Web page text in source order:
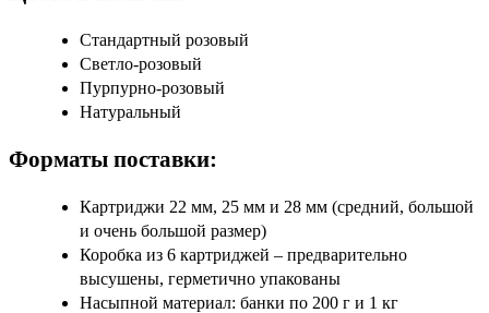
Стандартный розовый
Светло-розовый
Пурпурно-розовый
Натуральный
Форматы поставки:
Картриджи 22 мм, 25 мм и 28 мм (средний, большой
и очень большой размер)
Коробка из 6 картриджей – предварительно
высушены, герметично упакованы
Насыпной материал: банки по 200 г и 1 кг